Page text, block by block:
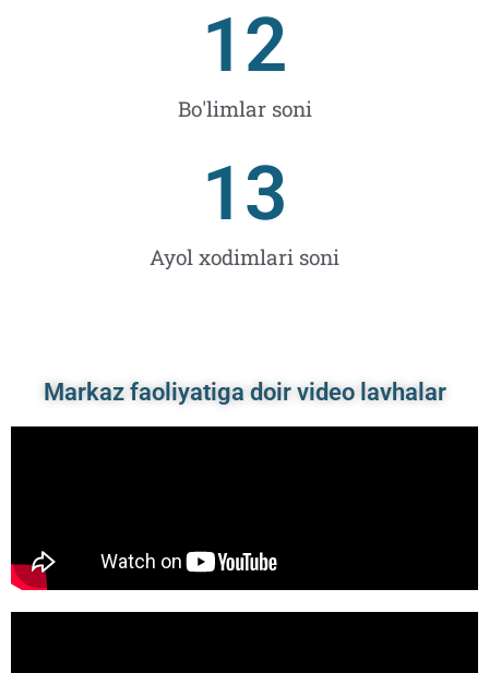
Bo'limlar soni
12
Ayol xodimlari soni
13
Markaz faoliyatiga doir video lavhalar